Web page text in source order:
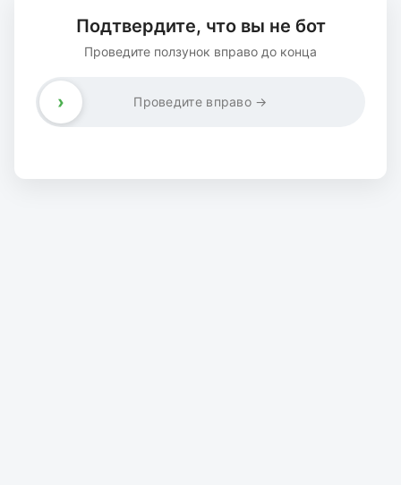
Подтвердите, что вы не бот
Проведите ползунок вправо до конца
Проведите вправо →
›